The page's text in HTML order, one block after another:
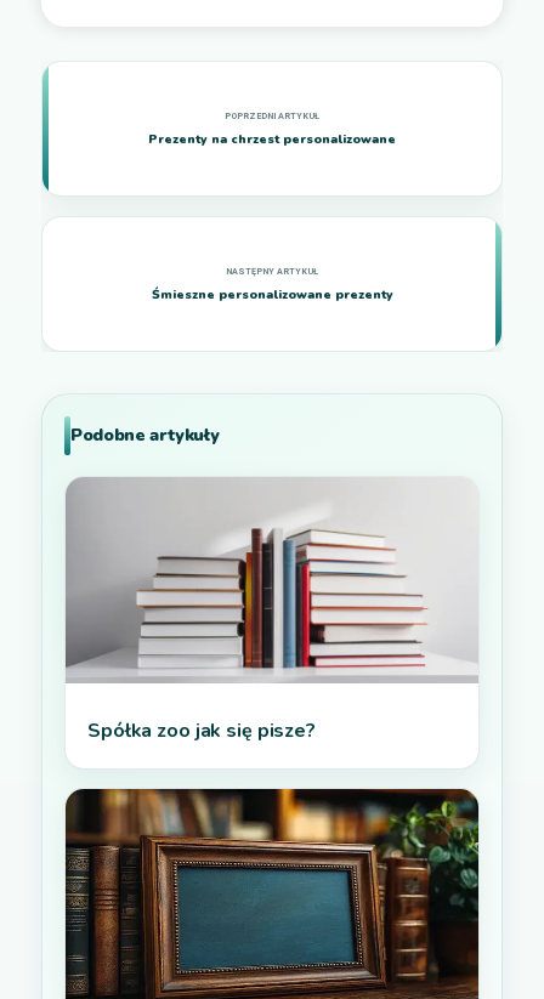
Prezenty na chrzest personalizowane
Śmieszne personalizowane prezenty
Podobne artykuły
Spółka zoo jak się pisze?